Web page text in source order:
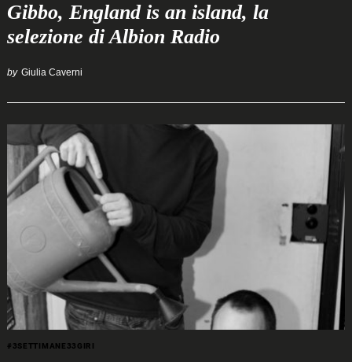
Gibbo, England is an island, la
selezione di Albion Radio
by Giulia Caverni
#3SETTIMANE33GIRI